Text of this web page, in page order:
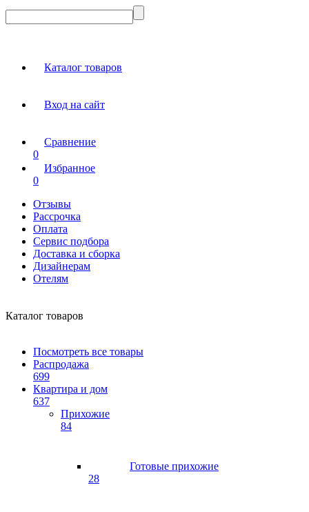
Каталог товаров
Вход на сайт
Сравнение
0
Избранное
0
Отзывы
Рассрочка
Оплата
Сервис подбора
Доставка и сборка
Дизайнерам
Отелям
Каталог товаров
Посмотреть все товары
Распродажа
699
Квартира и дом
637
Прихожие
84
Готовые прихожие
28